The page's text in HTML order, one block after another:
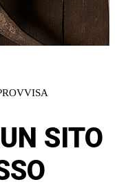
UN SITO